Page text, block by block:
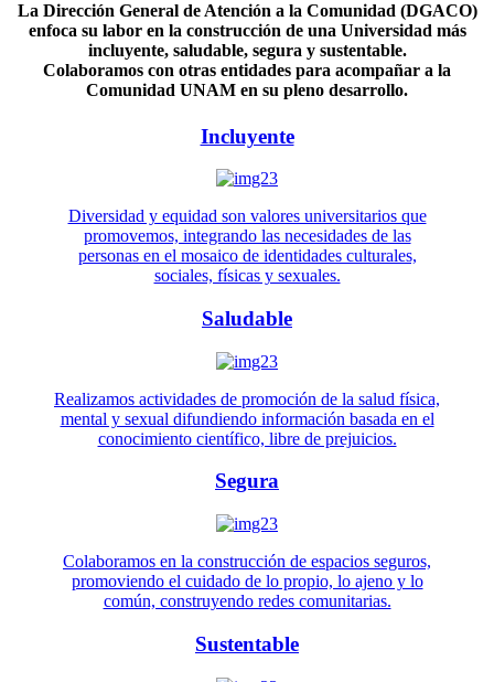
La Dirección General de Atención a la Comunidad (DGACO)
enfoca su labor en la construcción de una Universidad más
incluyente, saludable, segura y sustentable.
Colaboramos con otras entidades para acompañar a la
Comunidad UNAM en su pleno desarrollo.
Incluyente
Diversidad y equidad son valores universitarios que
promovemos, integrando las necesidades de las
personas en el mosaico de identidades culturales,
sociales, físicas y sexuales.
Saludable
Realizamos actividades de promoción de la salud física,
mental y sexual difundiendo información basada en el
conocimiento científico, libre de prejuicios.
Segura
Colaboramos en la construcción de espacios seguros,
promoviendo el cuidado de lo propio, lo ajeno y lo
común, construyendo redes comunitarias.
Sustentable